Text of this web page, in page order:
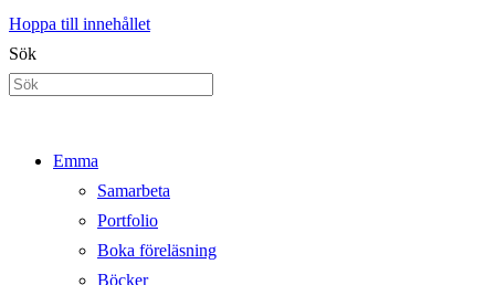
Hoppa till innehållet
Sök
Emma
Samarbeta
Portfolio
Boka föreläsning
Böcker